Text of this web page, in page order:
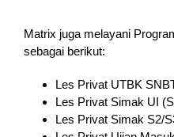
Matrix juga melayani
sebagai berikut:
Les Privat UTBK
Les Privat Simak UI
Les Privat Simak S2/